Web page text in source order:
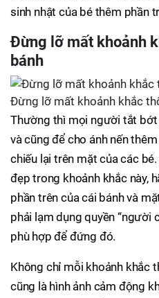
sinh nhật của bé thêm phần
Đừng lỡ mất khoảnh
bánh
Đừng lỡ mất khoảnh khắc
Thường thì mọi người tắt
và cũng để cho ánh nến
chiếu lại trên mặt của các
đẹp trong khoảnh khắc này,
phần trên của cái bánh và
phải lạm dụng quyền “người
phù hợp để đứng đó.
Không chỉ mỗi khoảnh khắc
cũng là hình ảnh cảm động